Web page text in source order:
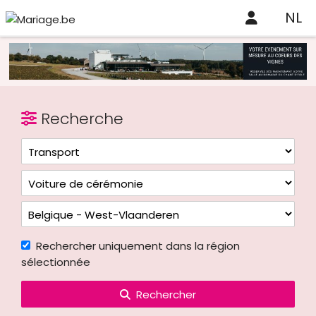
NL
Recherche
Rechercher uniquement dans la région
sélectionnée
Rechercher